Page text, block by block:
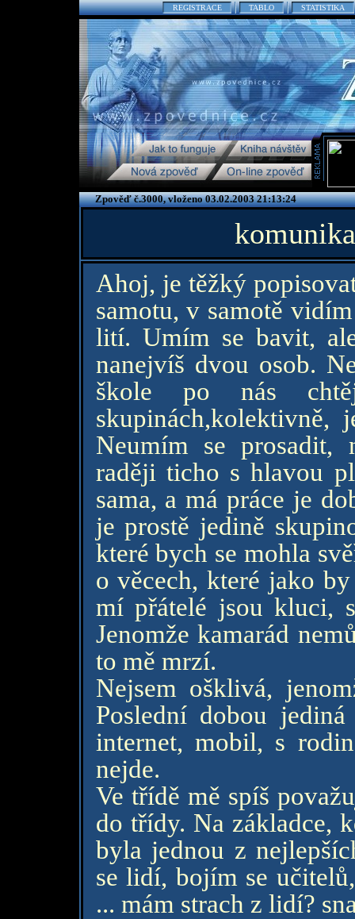
REGISTRACE TABLO STATISTIKA
Zpověď č.3000, vloženo 03.02.2003 21:13:24
Ahoj, je těžký
samotu, v samotě
lití. Umím se bavit,
nanejvíš dvou osob.
škole po nás
skupinách,kolektivně,
Neumím se prosadit,
raději ticho s hlavou
sama, a má práce je
je prostě jedině
které bych se mohla
o věcech, které jako
mí přátelé jsou kluci,
Jenomže kamarád
to mě mrzí.
Nejsem ošklivá,
Poslední dobou
internet, mobil, s
nejde.
Ve třídě mě spíš
do třídy. Na základce,
byla jednou z
se lidí, bojím se
... mám strach z lidí?